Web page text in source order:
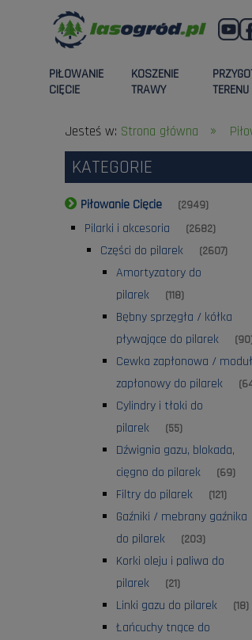
PIŁOWANIE
CIĘCIE
KOSZENIE
TRAWY
TERENU
Jesteś w: Strona główna »
KATEGORIE
Piłowanie Cięcie (2949)
Pilarki i akcesoria (2682)
Części do pilarek (2607)
Amortyzatory do
pilarek
(118)
Bębny sprzęgła / kółka
pływające do pilarek
Cewka zapłonowa / moduł
zapłonowy do pilarek
Cylindry i tłoki do
pilarek
(55)
Dźwignia gazu, blokada,
cięgno do pilarek
(69)
Filtry do pilarek (121)
Gaźniki / mebrany gaźnika
do pilarek
(203)
Korki oleju i paliwa do
pilarek
(21)
Linki gazu do pilarek (18)
Łańcuchy tnące do